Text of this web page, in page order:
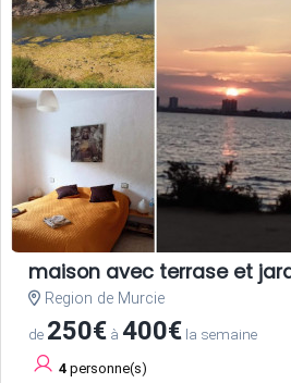
maison avec terrase et
Region de Murcie
de 250€ à 400€ la semaine
4 personne(s)